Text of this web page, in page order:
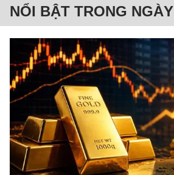
NỔI BẬT TRONG NGÀY